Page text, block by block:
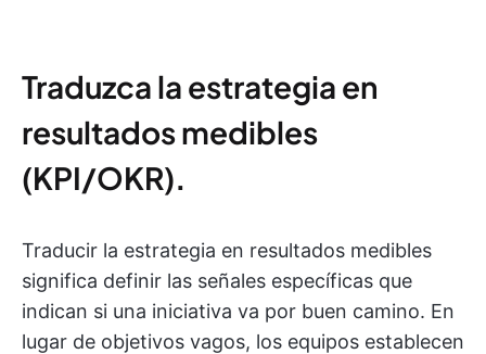
Traduzca la estrategia en
resultados medibles
(KPI/OKR).
Traducir la estrategia en resultados medibles
significa definir las señales específicas que
indican si una iniciativa va por buen camino. En
lugar de objetivos vagos, los equipos establecen